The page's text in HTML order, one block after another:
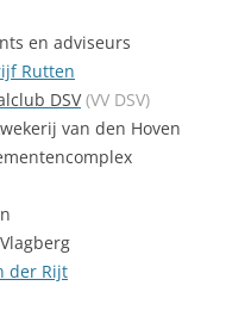
en adviseurs
Rutten
DSV (VV DSV)
van den Hoven
der Rijt